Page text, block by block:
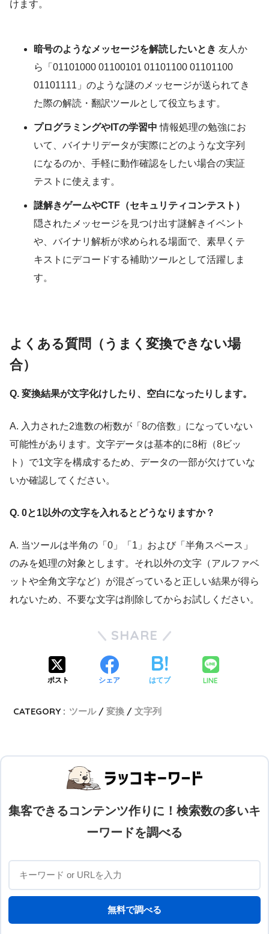
けます。
暗号のようなメッセージを解読したいとき 友人か
ら「01101000 01100101 01101100 01101100
01101111」のような謎のメッセージが送られてき
た際の解読・翻訳ツールとして役立ちます。
プログラミングやITの学習中 情報処理の勉強にお
いて、バイナリデータが実際にどのような文字列
になるのか、手軽に動作確認をしたい場合の実証
テストに使えます。
謎解きゲームやCTF（セキュリティコンテスト）
隠されたメッセージを見つけ出す謎解きイベント
や、バイナリ解析が求められる場面で、素早くテ
キストにデコードする補助ツールとして活躍しま
す。
よくある質問（うまく変換できない場
合）
Q. 変換結果が文字化けしたり、空白になったりします。
A. 入力された2進数の桁数が「8の倍数」になっていない
可能性があります。文字データは基本的に8桁（8ビッ
ト）で1文字を構成するため、データの一部が欠けていな
いか確認してください。
Q. 0と1以外の文字を入れるとどうなりますか？
A. 当ツールは半角の「0」「1」および「半角スペース」
のみを処理の対象とします。それ以外の文字（アルファベ
ットや全角文字など）が混ざっていると正しい結果が得ら
れないため、不要な文字は削除してからお試しください。
SHARE
ポスト シェア はてブ LINE
CATEGORY : ツール 変換 文字列
集客できるコンテンツ作りに！検索数の多いキ
ーワードを調べる
無料で調べる